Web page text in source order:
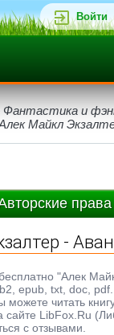
Войти
Фантастика и
Майкл
права
-
"Алек
epub, txt, doc,
можете читать
сайте LibFox.Ru
с отзывами.